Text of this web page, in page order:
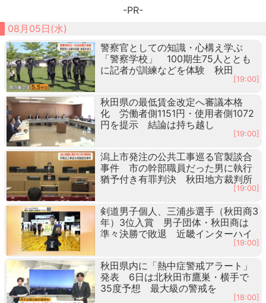
-PR-
08月05日(水)
警察官としての知識・心構え学ぶ
「警察学校」 100期生75人ととも
に記者が訓練などを体験 秋田
[19:00]
秋田県の最低賃金改定へ審議本格
化 労働者側1151円・使用者側1072
円を提示 結論は持ち越し
[19:00]
潟上市発注の公共工事巡る官製談合
事件 市の幹部職員だった男に執行
猶予付き有罪判決 秋田地方裁判所
[19:00]
剣道男子個人、三浦歩選手（秋田商3
年）3位入賞 男子団体・秋田商は
準々決勝で敗退 近畿インターハイ
[19:00]
秋田県内に「熱中症警戒アラート」
発表 6日は北秋田市鷹巣・横手で
35度予想 最大級の警戒を
[18:00]